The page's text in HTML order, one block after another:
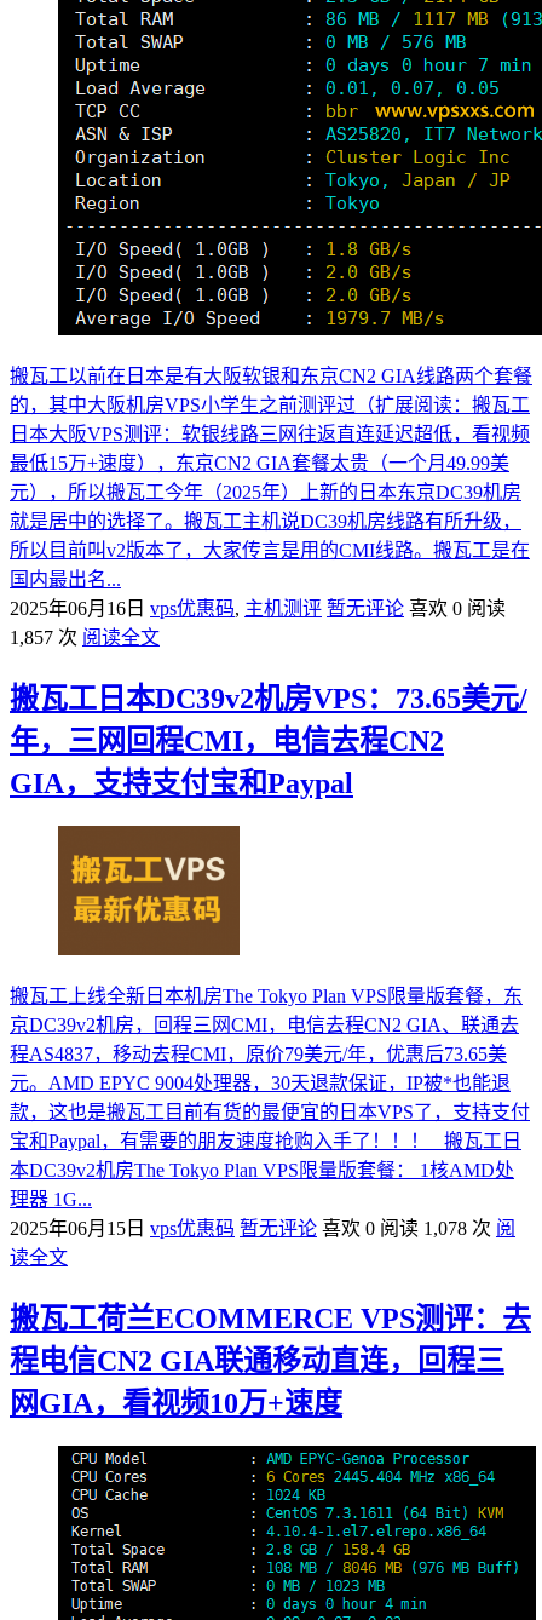
搬瓦工以前在日本是有大阪软银和东京CN2 GIA线路两个套餐
的，其中大阪机房VPS小学生之前测评过（扩展阅读：搬瓦工
日本大阪VPS测评：软银线路三网往返直连延迟超低，看视频
最低15万+速度），东京CN2 GIA套餐太贵（一个月49.99美
元），所以搬瓦工今年（2025年）上新的日本东京DC39机房
就是居中的选择了。搬瓦工主机说DC39机房线路有所升级，
所以目前叫v2版本了，大家传言是用的CMI线路。搬瓦工是在
国内最出名...
2025年06月16日 vps优惠码, 主机测评 暂无评论 喜欢 0 阅读
1,857 次 阅读全文
搬瓦工日本DC39v2机房VPS：73.65美元/
年，三网回程CMI，电信去程CN2
GIA，支持支付宝和Paypal
搬瓦工上线全新日本机房The Tokyo Plan VPS限量版套餐，东
京DC39v2机房，回程三网CMI，电信去程CN2 GIA、联通去
程AS4837，移动去程CMI，原价79美元/年，优惠后73.65美
元。AMD EPYC 9004处理器，30天退款保证，IP被*也能退
款，这也是搬瓦工目前有货的最便宜的日本VPS了，支持支付
宝和Paypal，有需要的朋友速度抢购入手了！！！ 搬瓦工日
本DC39v2机房The Tokyo Plan VPS限量版套餐： 1核AMD处
理器 1G...
2025年06月15日 vps优惠码 暂无评论 喜欢 0 阅读 1,078 次 阅
读全文
搬瓦工荷兰ECOMMERCE VPS测评：去
程电信CN2 GIA联通移动直连，回程三
网GIA，看视频10万+速度